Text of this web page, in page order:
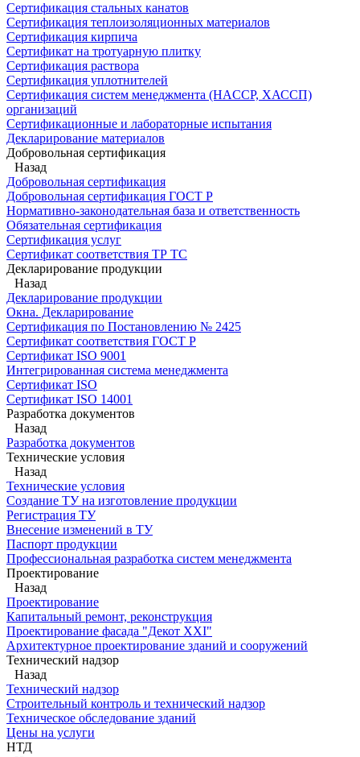
Сертификация стальных канатов
Сертификация теплоизоляционных материалов
Сертификация кирпича
Сертификат на тротуарную плитку
Сертификация раствора
Сертификация уплотнителей
Сертификация систем менеджмента (HACCP, ХАССП)
организаций
Сертификационные и лабораторные испытания
Декларирование материалов
Добровольная сертификация
Назад
Добровольная сертификация
Добровольная сертификация ГОСТ Р
Нормативно-законодательная база и ответственность
Обязательная сертификация
Сертификация услуг
Сертификат соответствия ТР ТС
Декларирование продукции
Назад
Декларирование продукции
Окна. Декларирование
Сертификация по Постановлению № 2425
Сертификат соответствия ГОСТ Р
Сертификат ISO 9001
Интегрированная система менеджмента
Сертификат ISO
Сертификат ISO 14001
Разработка документов
Назад
Разработка документов
Технические условия
Назад
Технические условия
Создание ТУ на изготовление продукции
Регистрация ТУ
Внесение изменений в ТУ
Паспорт продукции
Профессиональная разработка систем менеджмента
Проектирование
Назад
Проектирование
Капитальный ремонт, реконструкция
Проектирование фасада "Декот XXI"
Архитектурное проектирование зданий и сооружений
Технический надзор
Назад
Технический надзор
Строительный контроль и технический надзор
Техническое обследование зданий
Цены на услуги
НТД